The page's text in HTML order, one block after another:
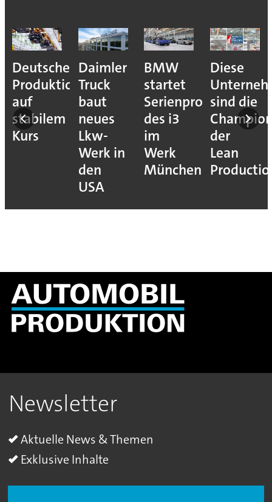
Deutsche
Produktion
auf
stabilem
Kurs
Daimler
Truck
baut
neues
Lkw-
Werk in
den
USA
BMW
startet
Serienproduktion
des i3
im
Werk
München
Diese
sind die
der
Lean
Newsletter
Aktuelle News & Themen
Exklusive Inhalte